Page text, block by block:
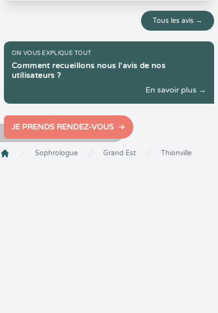
Tous les avis →
ON VOUS EXPLIQUE TOUT
Comment recueillons nous l'avis de nos
utilisateurs ?
En savoir plus →
JE PRENDS RENDEZ-VOUS
Sophrologue Grand Est Thionville